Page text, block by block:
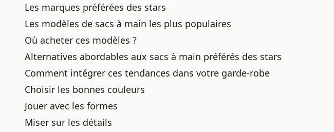
Les marques préférées des stars
Les modèles de sacs à main les plus populaires
Où acheter ces modèles ?
Alternatives abordables aux sacs à main préférés des stars
Comment intégrer ces tendances dans votre garde-robe
Choisir les bonnes couleurs
Jouer avec les formes
Miser sur les détails